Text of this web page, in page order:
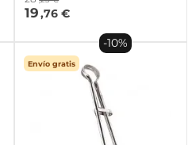
19,76 €
Envío gratis
-10%